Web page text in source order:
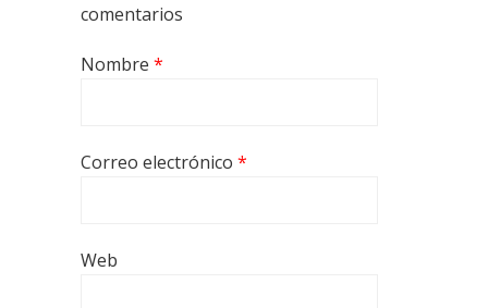
comentarios
Nombre *
Correo electrónico *
Web